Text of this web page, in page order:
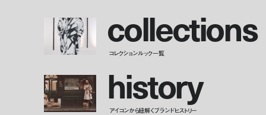
collections
コレクションルック一覧
history
アイコンから紐解くブランドヒストリー